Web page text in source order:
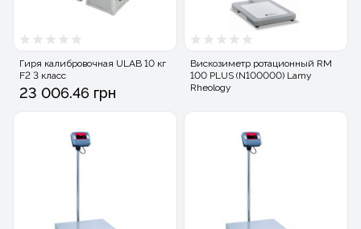
Гиря калибровочная ULAB 10 кг
F2 3 класс
23 006.46 грн
Вискозиметр ротационный RM
100 PLUS (N100000) Lamy
Rheology